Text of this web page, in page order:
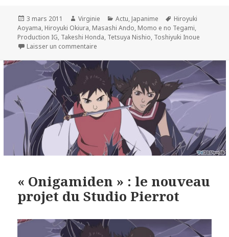
Publié
le
3 mars 2011 Auteur
Virginie Catégories
Actu, Japanime
Mots-
clés
Hiroyuki
Aoyama, Hiroyuki Okiura, Masashi Ando, Momo e no Tegami,
Production IG, Takeshi Honda, Tetsuya Nishio, Toshiyuki Inoue
Laisser un commentaire
« Onigamiden » : le nouveau
projet du Studio Pierrot